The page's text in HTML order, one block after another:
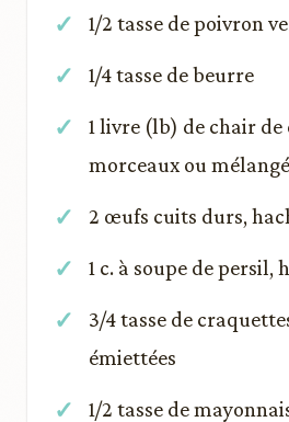
1/2 tasse de poivron
1/4 tasse de beurre
1 livre (lb) de chair de
morceaux ou
2 œufs cuits durs,
1 c. à soupe de persil,
3/4 tasse de
émiettées
1/2 tasse de